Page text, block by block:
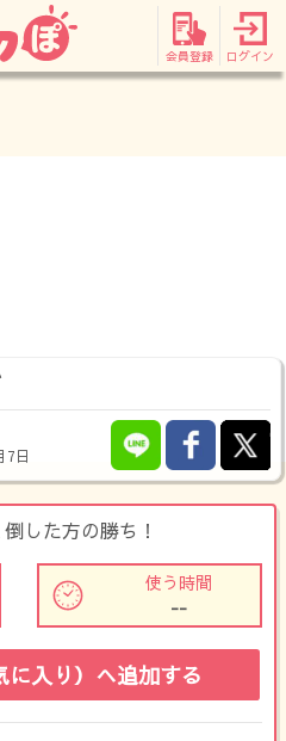
会員登録 ログイン
7日
した方の勝ち！
使う時間
--
入り） へ追加する